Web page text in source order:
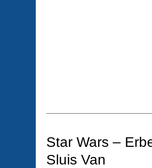
Star Wars –
Sluis Van